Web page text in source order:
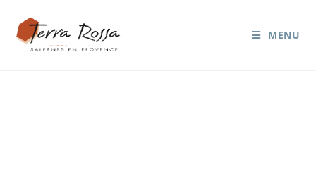
MENU